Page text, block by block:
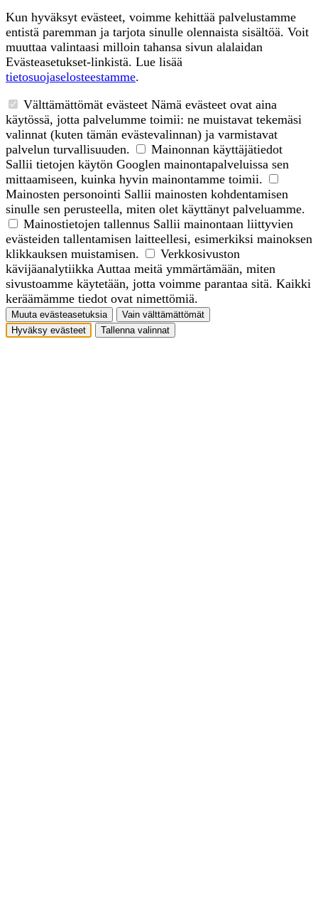
Kun hyväksyt evästeet, voimme kehittää palvelustamme
entistä paremman ja tarjota sinulle olennaista sisältöä. Voit
muuttaa valintaasi milloin tahansa sivun alalaidan
Evästeasetukset-linkistä. Lue lisää
tietosuojaselosteestamme.
Välttämättömät evästeet Nämä evästeet ovat aina
käytössä, jotta palvelumme toimii: ne muistavat tekemäsi
valinnat (kuten tämän evästevalinnan) ja varmistavat
palvelun turvallisuuden.
Mainonnan käyttäjätiedot
Sallii tietojen käytön Googlen mainontapalveluissa sen
mittaamiseen, kuinka hyvin mainontamme toimii.
Mainosten personointi Sallii mainosten kohdentamisen
sinulle sen perusteella, miten olet käyttänyt palveluamme.
Mainostietojen tallennus Sallii mainontaan liittyvien
evästeiden tallentamisen laitteellesi, esimerkiksi mainoksen
klikkauksen muistamisen.
Verkkosivuston
kävijäanalytiikka Auttaa meitä ymmärtämään, miten
sivustoamme käytetään, jotta voimme parantaa sitä. Kaikki
keräämämme tiedot ovat nimettömiä.
Muuta evästeasetuksia
Vain välttämättömät
Hyväksy evästeet
Tallenna valinnat